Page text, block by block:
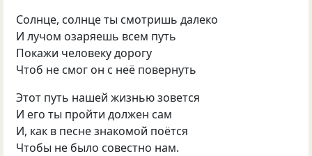
Солнце, солнце ты смотришь далеко
И лучом озаряешь всем путь
Покажи человеку дорогу
Чтоб не смог он с неё повернуть
Этот путь нашей жизнью зовется
И его ты пройти должен сам
И, как в песне знакомой поётся
Чтобы не было совестно нам.